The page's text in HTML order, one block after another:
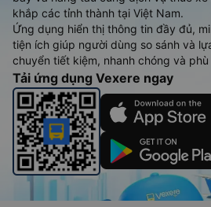
khắp các tỉnh thành tại Việt Nam.
Ứng dụng hiển thị thông tin đầy đủ,
tiện ích giúp người dùng so sánh và
chuyển tiết kiệm, nhanh chóng và
Tải ứng dụng Vexere ngay